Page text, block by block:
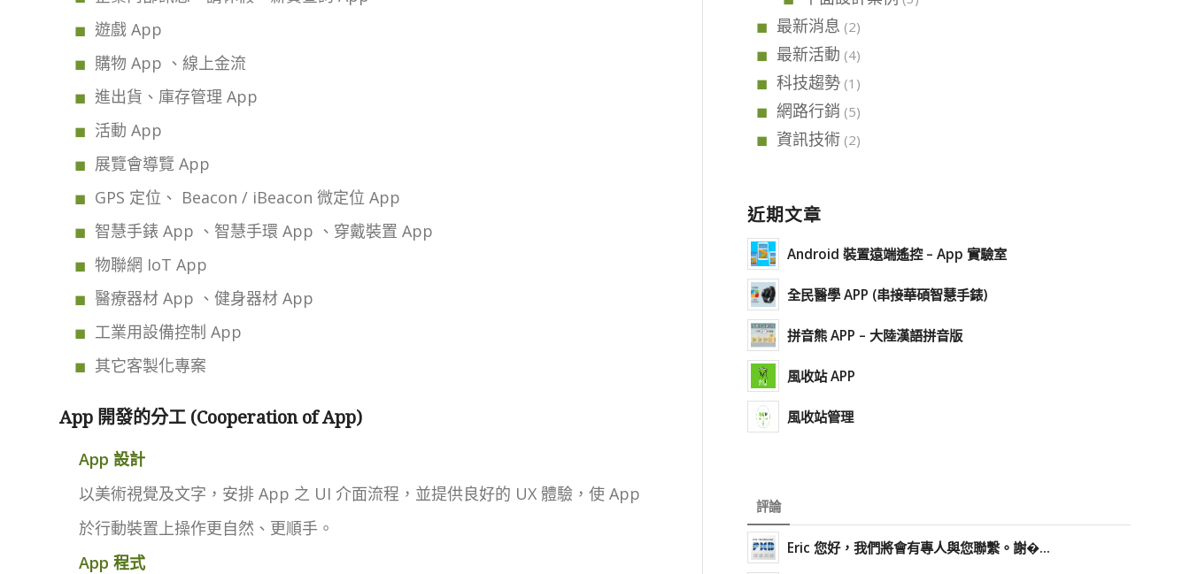
遊戲 App
購物 App 、線上金流
進出貨、庫存管理 App
活動 App
展覽會導覽 App
GPS 定位、 Beacon / iBeacon 微定位 App
智慧手錶 App 、智慧手環 App 、穿戴裝置 App
物聯網 IoT App
醫療器材 App 、健身器材 App
工業用設備控制 App
其它客製化專案
App 開發的分工 (Cooperation of App)
App 設計
以美術視覺及文字，安排 App 之 UI 介面流程，並提供良好的 UX 體驗，使 App
於行動裝置上操作更自然、更順手。
App 程式
最新消息 (2)
最新活動 (4)
科技趨勢 (1)
網路行銷 (5)
資訊技術 (2)
近期文章
Android 裝置遠端遙控 – App 實驗室
全民醫學 APP (串接華碩智慧手錶)
拼音熊 APP – 大陸漢語拼音版
風收站 APP
風收站管理
評論
Eric 您好，我們將會有專人與您聯繫。謝�...